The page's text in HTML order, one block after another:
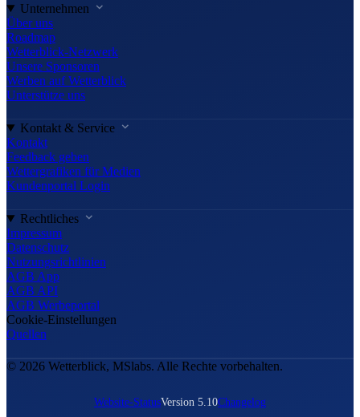
Unternehmen
Über uns
Roadmap
Wetterblick-Netzwerk
Unsere Sponsoren
Werben auf Wetterblick
Unterstütze uns
Kontakt & Service
Kontakt
Feedback geben
Wettergrafiken für Medien
Kundenportal Login
Rechtliches
Impressum
Datenschutz
Nutzungsrichtlinien
AGB App
AGB API
AGB Werbeportal
Cookie-Einstellungen
Quellen
© 2026 Wetterblick, MSlabs. Alle Rechte vorbehalten.
Website-StatusVersion 5.10Changelog